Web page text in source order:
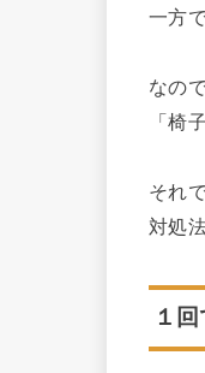
一方
なの
「椅
それ
対処
１